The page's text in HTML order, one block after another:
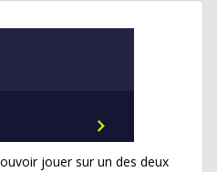
jouer sur un des deux